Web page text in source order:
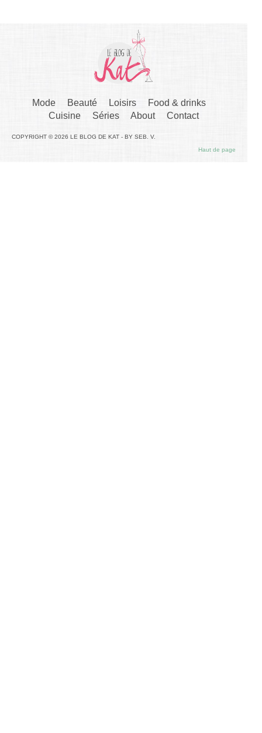
Mode Beauté Loisirs
Food & drinks
Cuisine
Séries About Contact
COPYRIGHT © 2026 LE BLOG DE KAT - BY SEB. V.
Haut de page